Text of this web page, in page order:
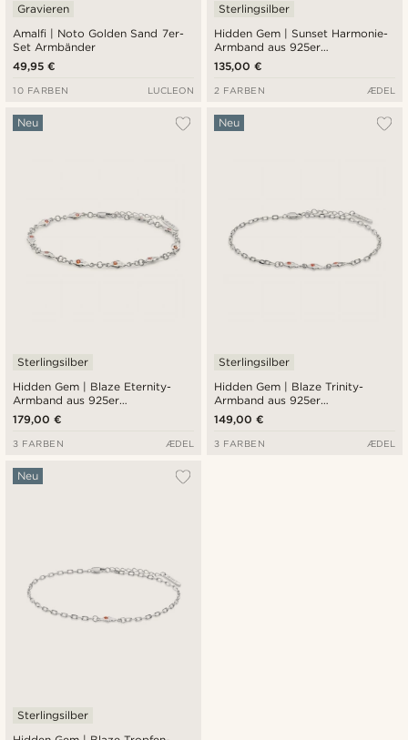
Amalfi | Noto Golden Sand 7er-
Set Armbänder
Gravieren
49,95 €
10 FARBEN LUCLEON
Hidden Gem | Sunset Harmonie-
Armband aus 925er
Sterlingsilber
Sterlingsilber
135,00 €
2 FARBEN ÆDEL
Hidden Gem | Blaze Eternity-
Armband aus 925er
Sterlingsilber
Neu
Sterlingsilber
179,00 €
3 FARBEN ÆDEL
Hidden Gem | Blaze Trinity-
Armband aus 925er
Sterlingsilber
Neu
Sterlingsilber
149,00 €
3 FARBEN ÆDEL
Neu
Sterlingsilber